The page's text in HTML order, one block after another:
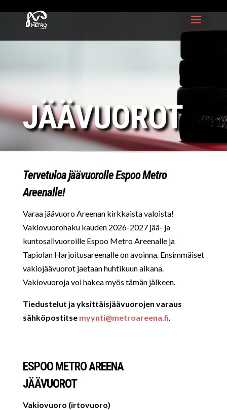
JÄÄVUOROT
Tervetuloa jäävuorolle Espoo Metro
Areenalle!
Varaa jäävuoro Areenan kirkkaista valoista!
Vakiovuorohaku kauden 2026-2027 jää- ja
kuntosalivuoroille Espoo Metro Areenalle ja
Tapiolan Harjoitusareenalle on avoinna. Ensimmäiset
vakiojäävuorot jaetaan huhtikuun aikana.
Vakiovuoroja voi hakea myös tämän jälkeen.
Tiedustelut ja yksittäisjäävuorojen varaus
sähköpostitse myynti@metroareena.fi.
ESPOO METRO AREENA
JÄÄVUOROT
Vakiovuoro (irtovuoro)